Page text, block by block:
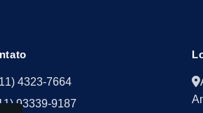
4323-7664
93339-9187